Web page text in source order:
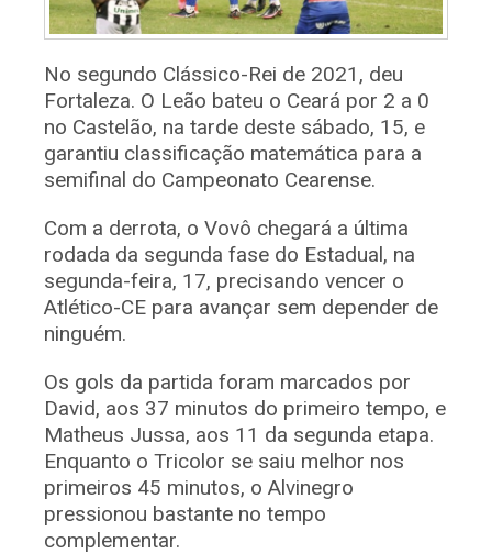
No segundo Clássico-Rei de 2021, deu
Fortaleza. O Leão bateu o Ceará por 2 a 0
no Castelão, na tarde deste sábado, 15, e
garantiu classificação matemática para a
semifinal do Campeonato Cearense.
Com a derrota, o Vovô chegará a última
rodada da segunda fase do Estadual, na
segunda-feira, 17, precisando vencer o
Atlético-CE para avançar sem depender de
ninguém.
Os gols da partida foram marcados por
David, aos 37 minutos do primeiro tempo, e
Matheus Jussa, aos 11 da segunda etapa.
Enquanto o Tricolor se saiu melhor nos
primeiros 45 minutos, o Alvinegro
pressionou bastante no tempo
complementar.